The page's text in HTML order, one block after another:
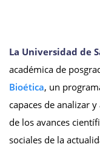
La Universidad de
académica de
Bioética, un
capaces de analizar
de los avances
sociales de la